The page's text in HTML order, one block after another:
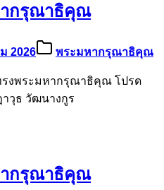
กรุณาธิคุณ
2026 พระมหากรุณาธิคุณ
รงพระมหากรุณาธิคุณ โปรด
าวุธ วัฒนางกูร
กรุณาธิคุณ